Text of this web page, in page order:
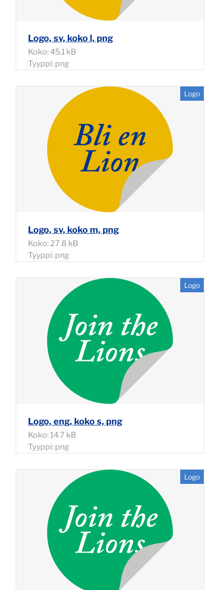
Logo, sv, koko l, png
Koko: 45.1 kB
Tyyppi: png
Logo
Logo, sv, koko m, png
Koko: 27.8 kB
Tyyppi: png
Logo
Logo, eng, koko s, png
Koko: 14.7 kB
Tyyppi: png
Logo